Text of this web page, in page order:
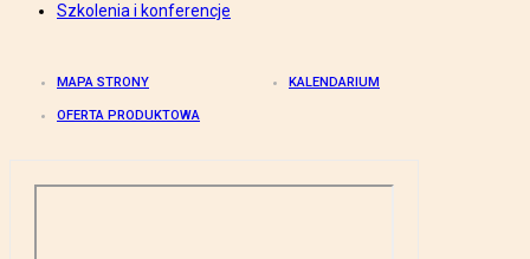
Szkolenia i konferencje
MAPA STRONY KALENDARIUM
OFERTA PRODUKTOWA